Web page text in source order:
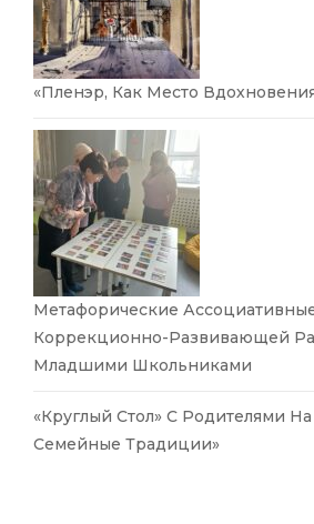
«Пленэр, Как Место
Метафорические
Коррекционно-Развивающей
Младшими Школьниками
«Круглый Стол» С Родителями
Семейные Традиции»